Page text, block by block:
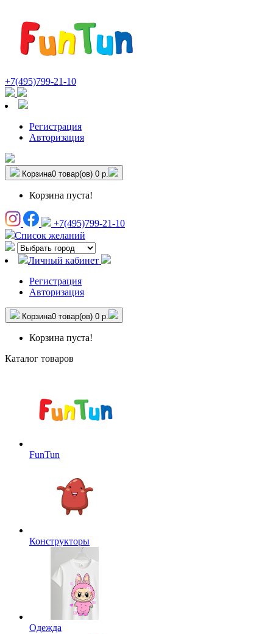
+7(495)799-21-10
Регистрация
Авторизация
Корзина0 товар(ов) 0 р.
Корзина пуста!
+7(495)799-21-10
Список желаний
Личный кабинет
Регистрация
Авторизация
Корзина0 товар(ов) 0 р.
Корзина пуста!
Каталог товаров
FunTun
Конструкторы
Одежда